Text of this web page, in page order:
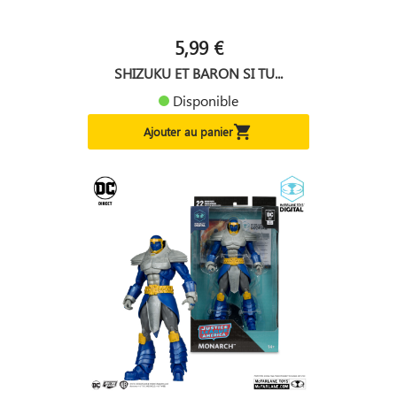
5,99 €
SHIZUKU ET BARON SI TU...
Disponible
Ajouter au panier